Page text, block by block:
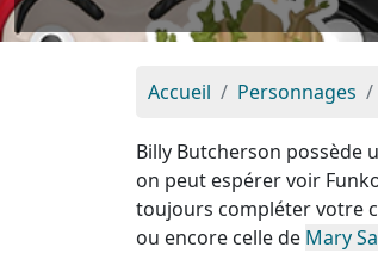
Accueil Personnages
Billy Butcherson possède
on peut espérer voir
toujours compléter votre
ou encore celle de Mary